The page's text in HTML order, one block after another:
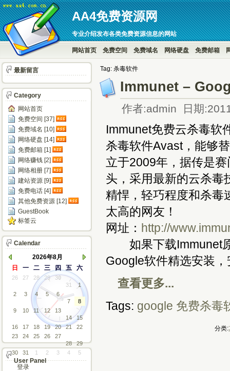
AA4免费资源网
专业介绍发布各类免费资源信息的网站
网站首页 免费空间 免费域名 网络硬盘 免费邮箱
Tag: 杀毒软件
Immunet –
作者:admin 日期
Immunet免费云杀毒软
杀毒软件Avast，能够
立于2009年，据传是
头，采用最新的云杀毒
精悍，轻巧程度和杀毒
太高的网友！
网址： http://
如果下载Immunet原
Google软件精选安装
查看更多...
Tags: google 免费杀毒
分类:
最新留言
Category
网站首页
免费空间 [37]
免费域名 [10]
网络硬盘 [14]
免费邮箱 [1]
网络赚钱 [2]
网络相册 [7]
建站资源 [9]
免费电话 [4]
其他免费资源 [12]
GuestBook
标签云
Calendar
2026年8月
日
一 二 三 四 五 六
26 27 28 29
30
31
1
2
3 4 5
6
7
8
9
10 11 12
13
14
15
16
17 18 19 20 21
22
23
24 25 26
27
28
29
30
31 1 2 3 4 5
User Panel
登录